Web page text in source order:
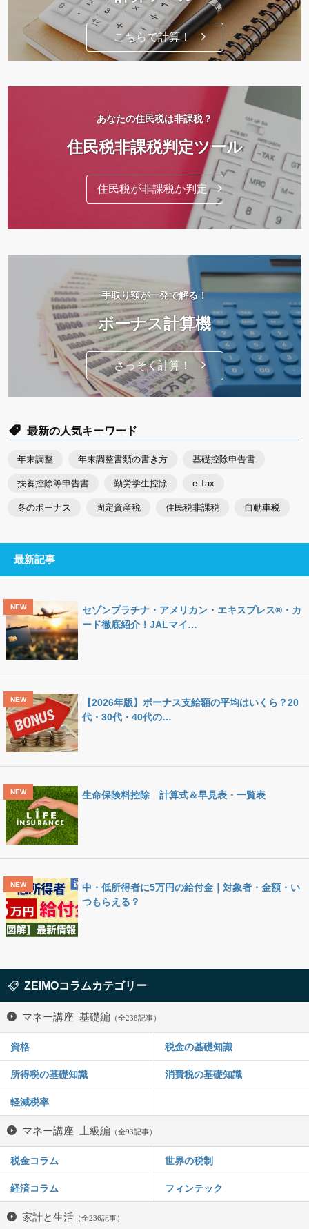
こちらで計算！
あなたの住民税は非課税？
住民税非課税判定ツール
住民税が非課税か判定
手取り額が一発で解る！
ボーナス計算機
さっそく計算！
最新の人気キーワード
年末調整 年末調整書類の書き方 基礎控除申告書
扶養控除等申告書 勤労学生控除 e-Tax
冬のボーナス 固定資産税 住民税非課税 自動車税
最新記事
セゾンプラチナ・アメリカン・エキスプレス®・カ
ード徹底紹介！JALマイ…
【2026年版】ボーナス支給額の平均はいくら？20
代・30代・40代の…
生命保険料控除 計算式＆早見表・一覧表
中・低所得者に5万円の給付金｜対象者・金額・い
つもらえる？
ZEIMOコラムカテゴリー
マネー講座 基礎編 （全238記事）
資格 税金の基礎知識
所得税の基礎知識 消費税の基礎知識
軽減税率
マネー講座 上級編 （全93記事）
税金コラム 世界の税制
経済コラム フィンテック
家計と生活 （全236記事）